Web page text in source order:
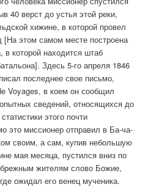
40 верст до устья этой реки,
хижине, в которой провел
[На этом самом месте построена
в которой находится штаб
Здесь 5-го апреля 1846
последнее свое письмо,
Voyages, в коем он сообщил
сведений, относящихся до
этого почти
это миссионер отправил в Ба-ча-
своим, а сам, купив небольшую
мая месяца, пустился вниз по
жителям слово Божие,
ожидал его венец мученика.